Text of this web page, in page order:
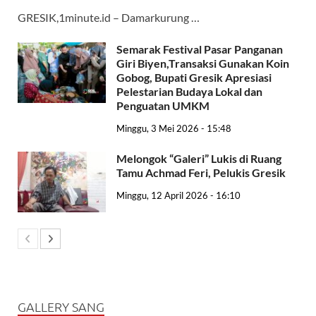
GRESIK,1minute.id – Damarkurung …
Semarak Festival Pasar Panganan
Giri Biyen,Transaksi Gunakan Koin
Gobog, Bupati Gresik Apresiasi
Pelestarian Budaya Lokal dan
Penguatan UMKM
Minggu, 3 Mei 2026 - 15:48
Melongok “Galeri” Lukis di Ruang
Tamu Achmad Feri, Pelukis Gresik
Minggu, 12 April 2026 - 16:10
GALLERY SANG